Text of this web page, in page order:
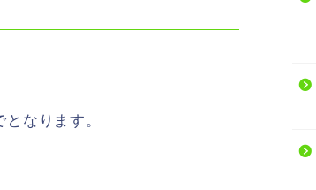
なります。